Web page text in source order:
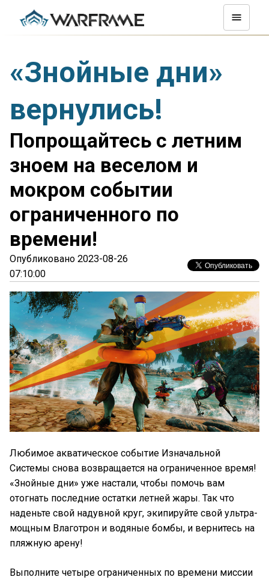
«Знойные дни»
вернулись!
Попрощайтесь с летним
зноем на веселом и
мокром событии
ограниченного по
времени!
Опубликовано 2023-08-26
07:10:00
Любимое акватическое событие Изначальной
Системы снова возвращается на ограниченное время!
«Знойные дни» уже настали, чтобы помочь вам
отогнать последние остатки летней жары. Так что
наденьте свой надувной круг, экипируйте свой ультра-
мощным Влаготрон и водяные бомбы, и вернитесь на
пляжную арену!
Выполните четыре ограниченных по времени миссии